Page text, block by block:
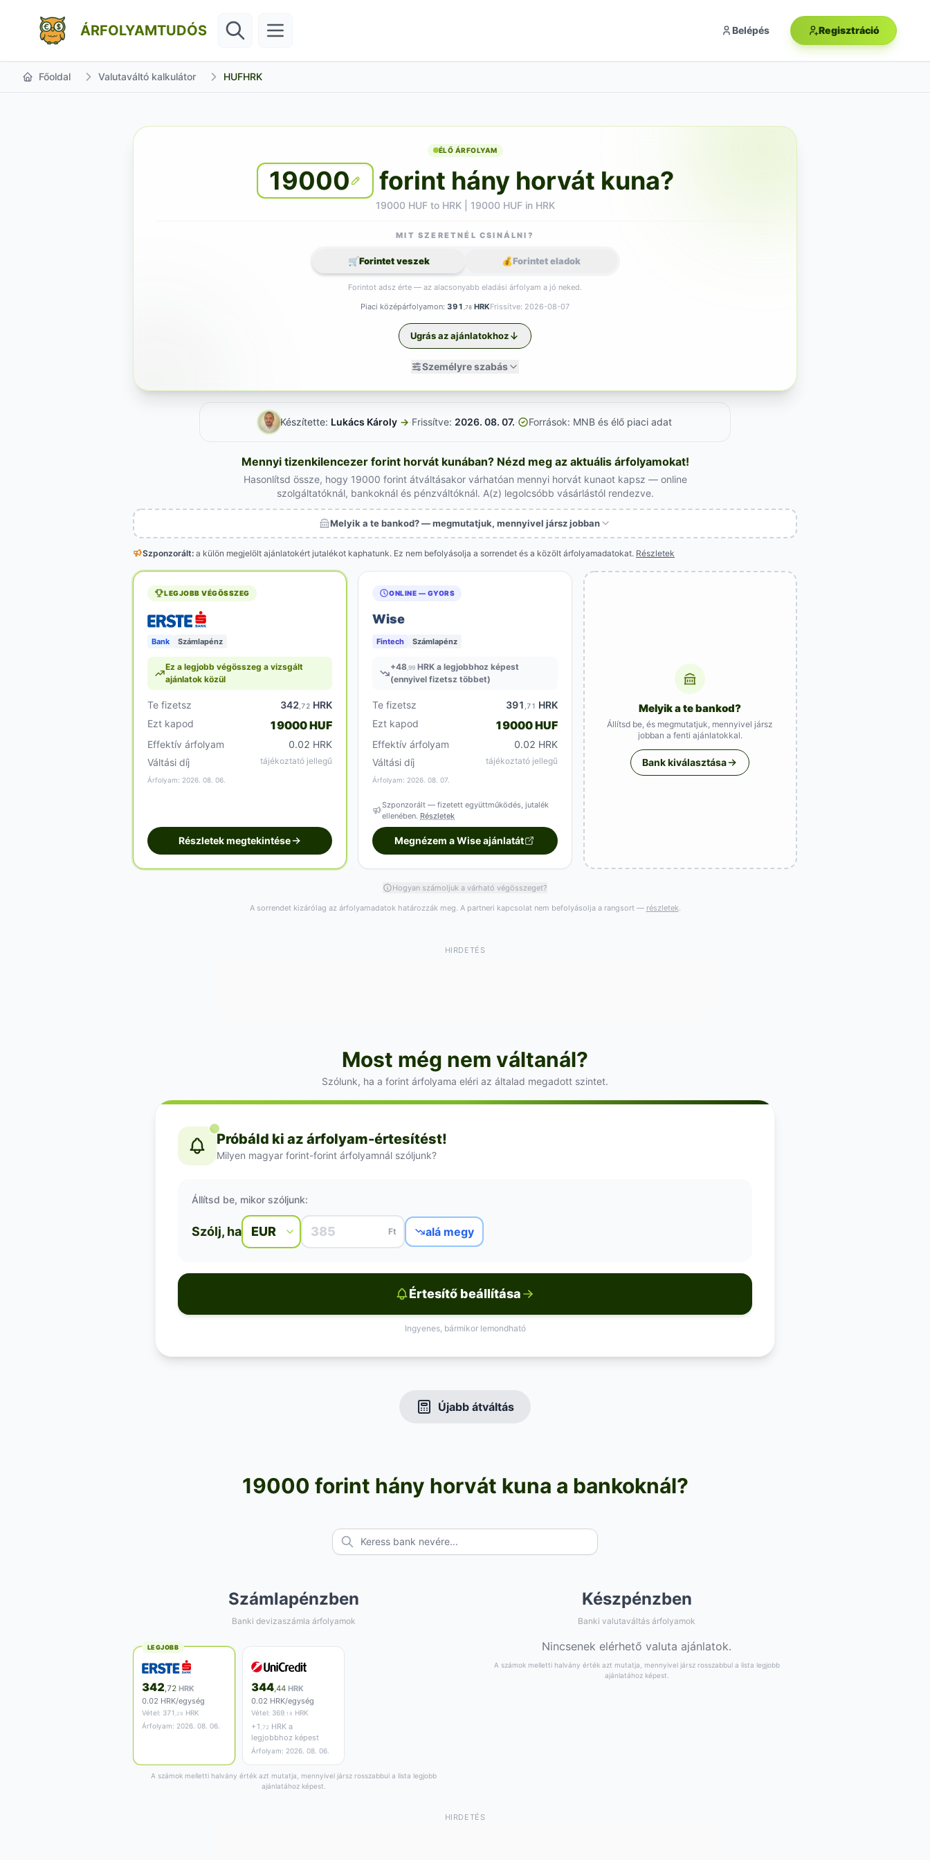
ÁRFOLYAMTUDÓS Belépés Regisztráció
Főoldal Valutaváltó kalkulátor HUFHRK
ÉLŐ ÁRFOLYAM
19000 forint hány horvát kuna?
19000 HUF to HRK | 19000 HUF in HRK
Piaci középárfolyamon: 391 ,78 HRKFrissítve: 2026-08-07
Személyre szabás
MIT SZERETNÉL CSINÁLNI?
🛒Forintet veszek 💰Forintet eladok
Forintot adsz érte — az alacsonyabb eladási árfolyam a jó neked.
Ugrás az ajánlatokhoz
Készítette: Lukács Károly →·Frissítve: 2026. 08. 07.· Források: MNB és élő piaci adat
Mennyi tizenkilencezer forint horvát kunában? Nézd meg az aktuális árfolyamokat!
Hasonlítsd össze, hogy 19000 forint átváltásakor várhatóan mennyi horvát kunaot kapsz — online
szolgáltatóknál, bankoknál és pénzváltóknál. A(z) legolcsóbb vásárlástól rendezve.
Melyik a te bankod? — megmutatjuk, mennyivel jársz jobban
Szponzorált: a külön megjelölt ajánlatokért jutalékot kaphatunk. Ez nem befolyásolja a sorrendet és a közölt árfolyamadatokat. Részletek
LEGJOBB VÉGÖSSZEG
Bank Számlapénz
Ez a legjobb végösszeg a vizsgált
ajánlatok közül
Te fizetsz 342 ,72 HRK
Ezt kapod
19000 HUF
Effektív árfolyam
0.02 HRK
Váltási díj
tájékoztató jellegű
Árfolyam: 2026. 08. 06.
Részletek megtekintése
ONLINE — GYORS
Wise
Fintech Számlapénz
+48 ,99 HRK a legjobbhoz képest
(ennyivel fizetsz többet)
Te fizetsz 391 ,71 HRK
Ezt kapod
19000 HUF
Effektív árfolyam
0.02 HRK
Váltási díj
tájékoztató jellegű
Árfolyam: 2026. 08. 07.
Szponzorált — fizetett együttműködés, jutalék
ellenében. Részletek
Megnézem a Wise ajánlatát
Melyik a te bankod?
Állítsd be, és megmutatjuk, mennyivel jársz
jobban a fenti ajánlatokkal.
Bank kiválasztása
Hogyan számoljuk a várható végösszeget?
A sorrendet kizárólag az árfolyamadatok határozzák meg. A partneri kapcsolat nem befolyásolja a rangsort — részletek
HIRDETÉS
Most még nem váltanál?
Szólunk, ha a forint árfolyama eléri az általad megadott szintet.
Próbáld ki az árfolyam-értesítést!
Milyen magyar forint-forint árfolyamnál szóljunk?
Állítsd be, mikor szóljunk:
Szólj, ha Ft alá megy
Értesítő beállítása
Ingyenes, bármikor lemondható
Újabb átváltás
19000 forint hány horvát kuna a bankoknál?
Számlapénzben
Banki devizaszámla árfolyamok
LEGJOBB
342 ,72 HRK
0.02 HRK/egység
Vétel: 371 ,28 HRK
Árfolyam: 2026. 08. 06.
344 ,44 HRK
0.02 HRK/egység
Vétel: 369 ,18 HRK
+1 ,72 HRK a
legjobbhoz képest
Árfolyam: 2026. 08. 06.
A számok melletti halvány érték azt mutatja, mennyivel jársz rosszabbul a lista legjobb
ajánlatához képest.
Készpénzben
Banki valutaváltás árfolyamok
Nincsenek elérhető valuta ajánlatok.
A számok melletti halvány érték azt mutatja, mennyivel jársz rosszabbul a lista legjobb
ajánlatához képest.
HIRDETÉS